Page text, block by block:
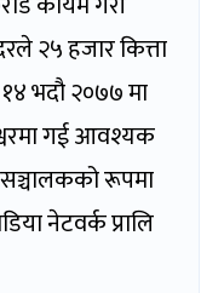
२५ हजार कित्ता
भदौ २०७७ मा
गई आवश्यक
रूपमा
नेटवर्क प्रालि